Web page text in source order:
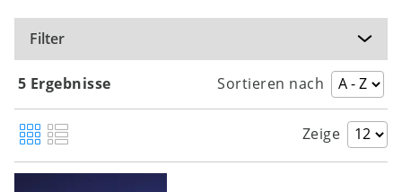
Filter
5 Ergebnisse Sortieren nach
Zeige